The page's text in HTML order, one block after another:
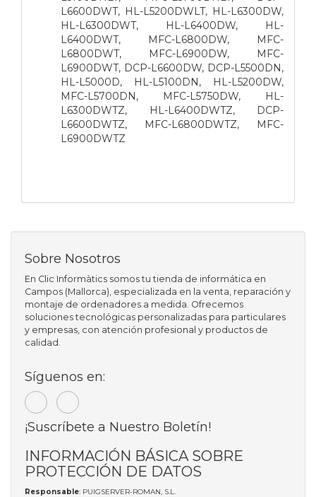
L6600DWT, HL-L5200DWLT, HL-L6300DW,
HL-L6300DWT, HL-L6400DW, HL-
L6400DWT, MFC-L6800DW, MFC-
L6800DWT, MFC-L6900DW, MFC-
L6900DWT, DCP-L6600DW, DCP-L5500DN,
HL-L5000D, HL-L5100DN, HL-L5200DW,
MFC-L5700DN, MFC-L5750DW, HL-
L6300DWTZ, HL-L6400DWTZ, DCP-
L6600DWTZ, MFC-L6800DWTZ, MFC-
L6900DWTZ
Sobre Nosotros
En Clic Informàtics somos tu tienda de informática en
Campos (Mallorca), especializada en la venta, reparación y
montaje de ordenadores a medida. Ofrecemos
soluciones tecnológicas personalizadas para particulares
y empresas, con atención profesional y productos de
calidad.
Síguenos en:
¡Suscríbete a Nuestro Boletín!
INFORMACIÓN BÁSICA SOBRE
PROTECCIÓN DE DATOS
Responsable: PUIGSERVER-ROMAN, S.L.